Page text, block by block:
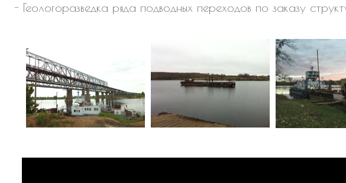
- Геологоразведка ряда подводных переходов по заказу